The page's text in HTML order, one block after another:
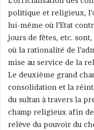
politique et religieux,
lui-même où l’Etat
jours de fêtes, etc.
où la rationalité de
mise au service de la
Le deuxième grand
consolidation et la
du sultan à travers la
champ religieux afin
relève du pouvoir du